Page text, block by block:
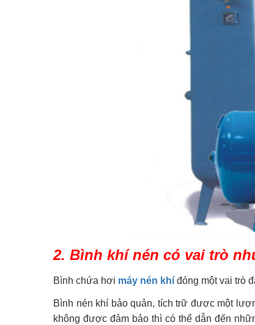
2. Bình khí nén có vai trò
Bình chứa hơi máy nén khí đóng một vai trò
Bình nén khí bảo quản, tích trữ được một
không được đảm bảo thì có thể dẫn đến